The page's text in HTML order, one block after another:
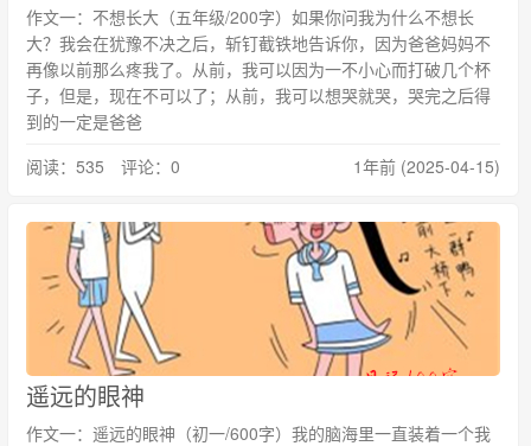
作文一：不想长大（五年级/200字）如果你问我为什么不想长
大？我会在犹豫不决之后，斩钉截铁地告诉你，因为爸爸妈妈不
再像以前那么疼我了。从前，我可以因为一不小心而打破几个杯
子，但是，现在不可以了；从前，我可以想哭就哭，哭完之后得
到的一定是爸爸
阅读：535 评论：0
1年前 (2025-04-15)
遥远的眼神
作文一：遥远的眼神（初一/600字）我的脑海里一直装着一个我